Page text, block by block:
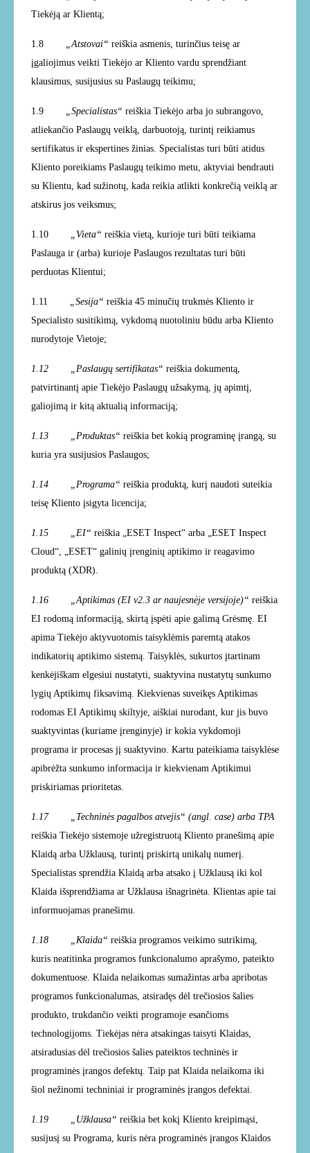
Tiekėją ar Klientą;
1.8 „Atstovai“ reiškia asmenis, turinčius teisę ar
įgaliojimus veikti Tiekėjo ar Kliento vardu sprendžiant
klausimus, susijusius su Paslaugų teikimu;
1.9 „Specialistas“ reiškia Tiekėjo arba jo subrangovo,
atliekančio Paslaugų veiklą, darbuotoją, turintį reikiamus
sertifikatus ir ekspertines žinias. Specialistas turi būti atidus
Kliento poreikiams Paslaugų teikimo metu, aktyviai bendrauti
su Klientu, kad sužinotų, kada reikia atlikti konkrečią veiklą ar
atskirus jos veiksmus;
1.10 „Vieta“ reiškia vietą, kurioje turi būti teikiama
Paslauga ir (arba) kurioje Paslaugos rezultatas turi būti
perduotas Klientui;
1.11 „Sesija“ reiškia 45 minučių trukmės Kliento ir
Specialisto susitikimą, vykdomą nuotoliniu būdu arba Kliento
nurodytoje Vietoje;
1.12 „Paslaugų sertifikatas“ reiškia dokumentą,
patvirtinantį apie Tiekėjo Paslaugų užsakymą, jų apimtį,
galiojimą ir kitą aktualią informaciją;
1.13 „Produktas“ reiškia bet kokią programinę įrangą, su
kuria yra susijusios Paslaugos;
1.14 „Programa“ reiškia produktą, kurį naudoti suteikia
teisę Kliento įsigyta licencija;
1.15 „EI“ reiškia „ESET Inspect“ arba „ESET Inspect
Cloud“, „ESET“ galinių įrenginių aptikimo ir reagavimo
produktą (XDR).
1.16 „Aptikimas (EI v2.3 ar naujesnėje versijoje)“ reiškia
EI rodomą informaciją, skirtą įspėti apie galimą Grėsmę. EI
apima Tiekėjo aktyvuotomis taisyklėmis paremtą atakos
indikatorių aptikimo sistemą. Taisyklės, sukurtos įtartinam
kenkėjiškam elgesiui nustatyti, suaktyvina nustatytų sunkumo
lygių Aptikimų fiksavimą. Kiekvienas suveikęs Aptikimas
rodomas EI Aptikimų skiltyje, aiškiai nurodant, kur jis buvo
suaktyvintas (kuriame įrenginyje) ir kokia vykdomoji
programa ir procesas jį suaktyvino. Kartu pateikiama taisyklėse
apibrėžta sunkumo informacija ir kiekvienam Aptikimui
priskiriamas prioritetas.
1.17 „Techninės pagalbos atvejis“ (angl. case) arba TPA
reiškia Tiekėjo sistemoje užregistruotą Kliento pranešimą apie
Klaidą arba Užklausą, turintį priskirtą unikalų numerį.
Specialistas sprendžia Klaidą arba atsako į Užklausą iki kol
Klaida išsprendžiama ar Užklausa išnagrinėta. Klientas apie tai
informuojamas pranešimu.
1.18 „Klaida“ reiškia programos veikimo sutrikimą,
kuris neatitinka programos funkcionalumo aprašymo, pateikto
dokumentuose. Klaida nelaikomas sumažintas arba apribotas
programos funkcionalumas, atsiradęs dėl trečiosios šalies
produkto, trukdančio veikti programoje esančioms
technologijoms. Tiekėjas nėra atsakingas taisyti Klaidas,
atsiradusias dėl trečiosios šalies pateiktos techninės ir
programinės įrangos defektų. Taip pat Klaida nelaikoma iki
šiol nežinomi techniniai ir programinės įrangos defektai.
1.19 „Užklausa“ reiškia bet kokį Kliento kreipimąsi,
susijusį su Programa, kuris nėra programinės įrangos Klaidos